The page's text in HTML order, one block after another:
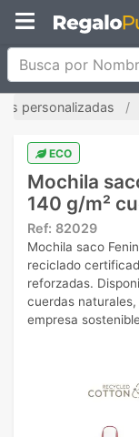
Busca por
personalizadas
ECO
Mochila
140 g/m²
Ref: 82029
Mochila saco
reciclado
reforzadas.
cuerdas
empresa